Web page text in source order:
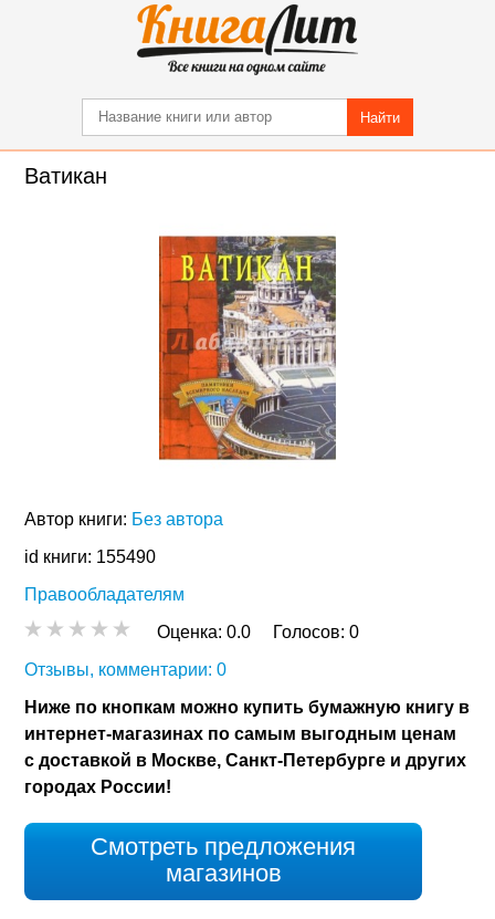
Найти
Ватикан
Автор книги: Без автора
id книги: 155490
Правообладателям
Оценка:0.0 Голосов:0
Отзывы, комментарии: 0
Ниже по кнопкам можно купить бумажную книгу в
интернет-магазинах по самым выгодным ценам
с доставкой в Москве, Санкт-Петербурге и других
городах России!
Смотреть предложения
магазинов